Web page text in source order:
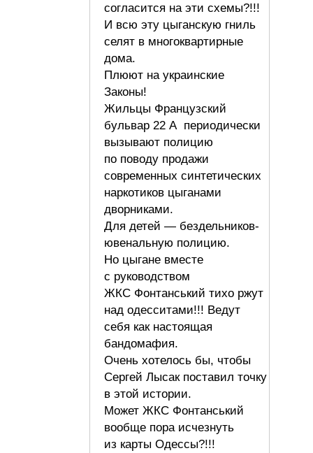
согласится на эти схемы?!!!
И всю эту цыганскую гниль
селят в многоквартирные
дома.
Плюют на украинские
Законы!
Жильцы Французский
бульвар 22 А периодически
вызывают полицию
по поводу продажи
современных синтетических
наркотиков цыганами
дворниками.
Для детей — бездельников-
ювенальную полицию.
Но цыгане вместе
с руководством
ЖКС Фонтанський тихо ржут
над одесситами!!! Ведут
себя как настоящая
бандомафия.
Очень хотелось бы, чтобы
Сергей Лысак поставил точку
в этой истории.
Может ЖКС Фонтанський
вообще пора исчезнуть
из карты Одессы?!!!